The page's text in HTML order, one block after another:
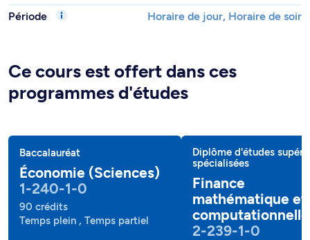
Période
Horaire de jour, Horaire de soir
Ce cours est offert dans ces
programmes d'études
Baccalauréat
Économie (Sciences)
1-240-1-0
90 crédits
Temps plein , Temps partiel
Diplôme d'études
spécialisées
Finance
mathématique et
computationnelle
2-239-1-0